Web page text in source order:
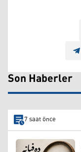
Son Haberler
7 saat önce